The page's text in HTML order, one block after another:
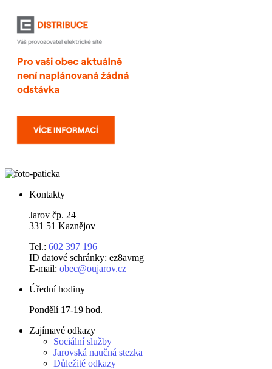
Kontakty
Jarov čp. 24
331 51 Kaznějov
Tel.: 602 397 196
ID datové schránky: ez8avmg
E-mail: obec@oujarov.cz
Úřední hodiny
Pondělí 17-19 hod.
Zajímavé odkazy
Sociální služby
Jarovská naučná stezka
Důležité odkazy